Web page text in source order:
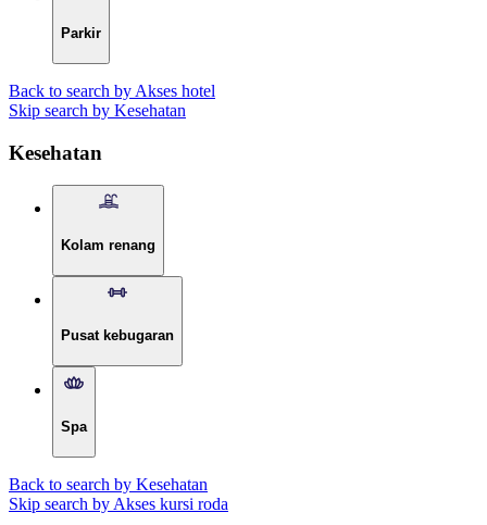
Parkir
Back to search by Akses hotel
Skip search by Kesehatan
Kesehatan
Kolam renang
Pusat kebugaran
Spa
Back to search by Kesehatan
Skip search by Akses kursi roda